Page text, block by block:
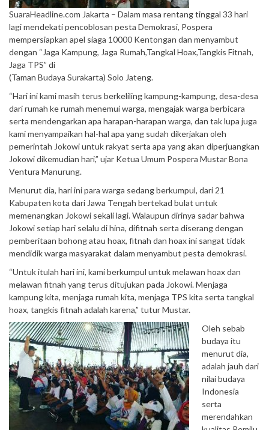
SuaraHeadline.com Jakarta – Dalam masa rentang tinggal 33 hari
lagi mendekati pencoblosan pesta Demokrasi, Pospera
mempersiapkan apel siaga 10000 Kentongan dan menyambut
dengan “Jaga Kampung, Jaga Rumah,Tangkal Hoax,Tangkis Fitnah,
Jaga TPS” di
(Taman Budaya Surakarta) Solo Jateng.
“Hari ini kami masih terus berkeliling kampung-kampung, desa-desa
dari rumah ke rumah menemui warga, mengajak warga berbicara
serta mendengarkan apa harapan-harapan warga, dan tak lupa juga
kami menyampaikan hal-hal apa yang sudah dikerjakan oleh
pemerintah Jokowi untuk rakyat serta apa yang akan diperjuangkan
Jokowi dikemudian hari,” ujar Ketua Umum Pospera Mustar Bona
Ventura Manurung.
Menurut dia, hari ini para warga sedang berkumpul, dari 21
Kabupaten kota dari Jawa Tengah bertekad bulat untuk
memenangkan Jokowi sekali lagi. Walaupun dirinya sadar bahwa
Jokowi setiap hari selalu di hina, difitnah serta diserang dengan
pemberitaan bohong atau hoax, fitnah dan hoax ini sangat tidak
mendidik warga masyarakat dalam menyambut pesta demokrasi.
“Untuk itulah hari ini, kami berkumpul untuk melawan hoax dan
melawan fitnah yang terus ditujukan pada Jokowi. Menjaga
kampung kita, menjaga rumah kita, menjaga TPS kita serta tangkal
hoax, tangkis fitnah adalah karena,” tutur Mustar.
Oleh sebab
budaya itu
menurut dia,
adalah jauh dari
nilai budaya
Indonesia
serta
merendahkan